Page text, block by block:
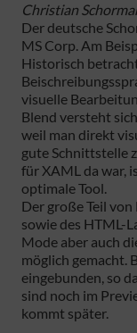
Christian
Der deutsche
MS Corp. Am
Historisch
visuelle
Blend versteht
weil man direkt
gute Schnittstelle
für XAML da war,
optimale Tool.
Der große Teil von
sowie des HTML-
Mode aber auch
möglich gemacht.
eingebunden, so
sind noch im
kommt später.